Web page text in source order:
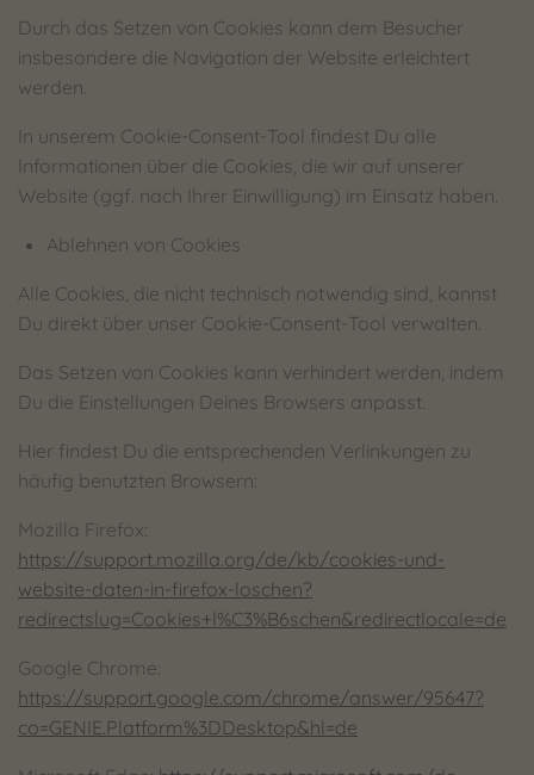
Durch das Setzen von Cookies kann dem Besucher
insbesondere die Navigation der Website erleichtert
werden.
In unserem Cookie-Consent-Tool findest Du alle
Informationen über die Cookies, die wir auf unserer
Website (ggf. nach Ihrer Einwilligung) im Einsatz haben.
Ablehnen von Cookies
Alle Cookies, die nicht technisch notwendig sind, kannst
Du direkt über unser Cookie-Consent-Tool verwalten.
Das Setzen von Cookies kann verhindert werden, indem
Du die Einstellungen Deines Browsers anpasst.
Hier findest Du die entsprechenden Verlinkungen zu
häufig benutzten Browsern:
Mozilla Firefox:
https://support.mozilla.org/de/kb/cookies-und-
website-daten-in-firefox-loschen?
redirectslug=Cookies+l%C3%B6schen&redirectlocale=de
Google Chrome:
https://support.google.com/chrome/answer/95647?
co=GENIE.Platform%3DDesktop&hl=de